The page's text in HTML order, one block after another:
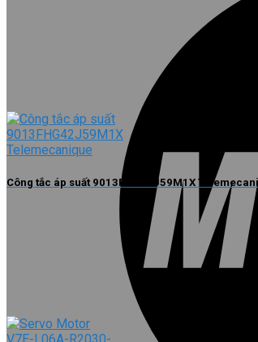
Công tắc áp suất 9013FHG42J59M1X